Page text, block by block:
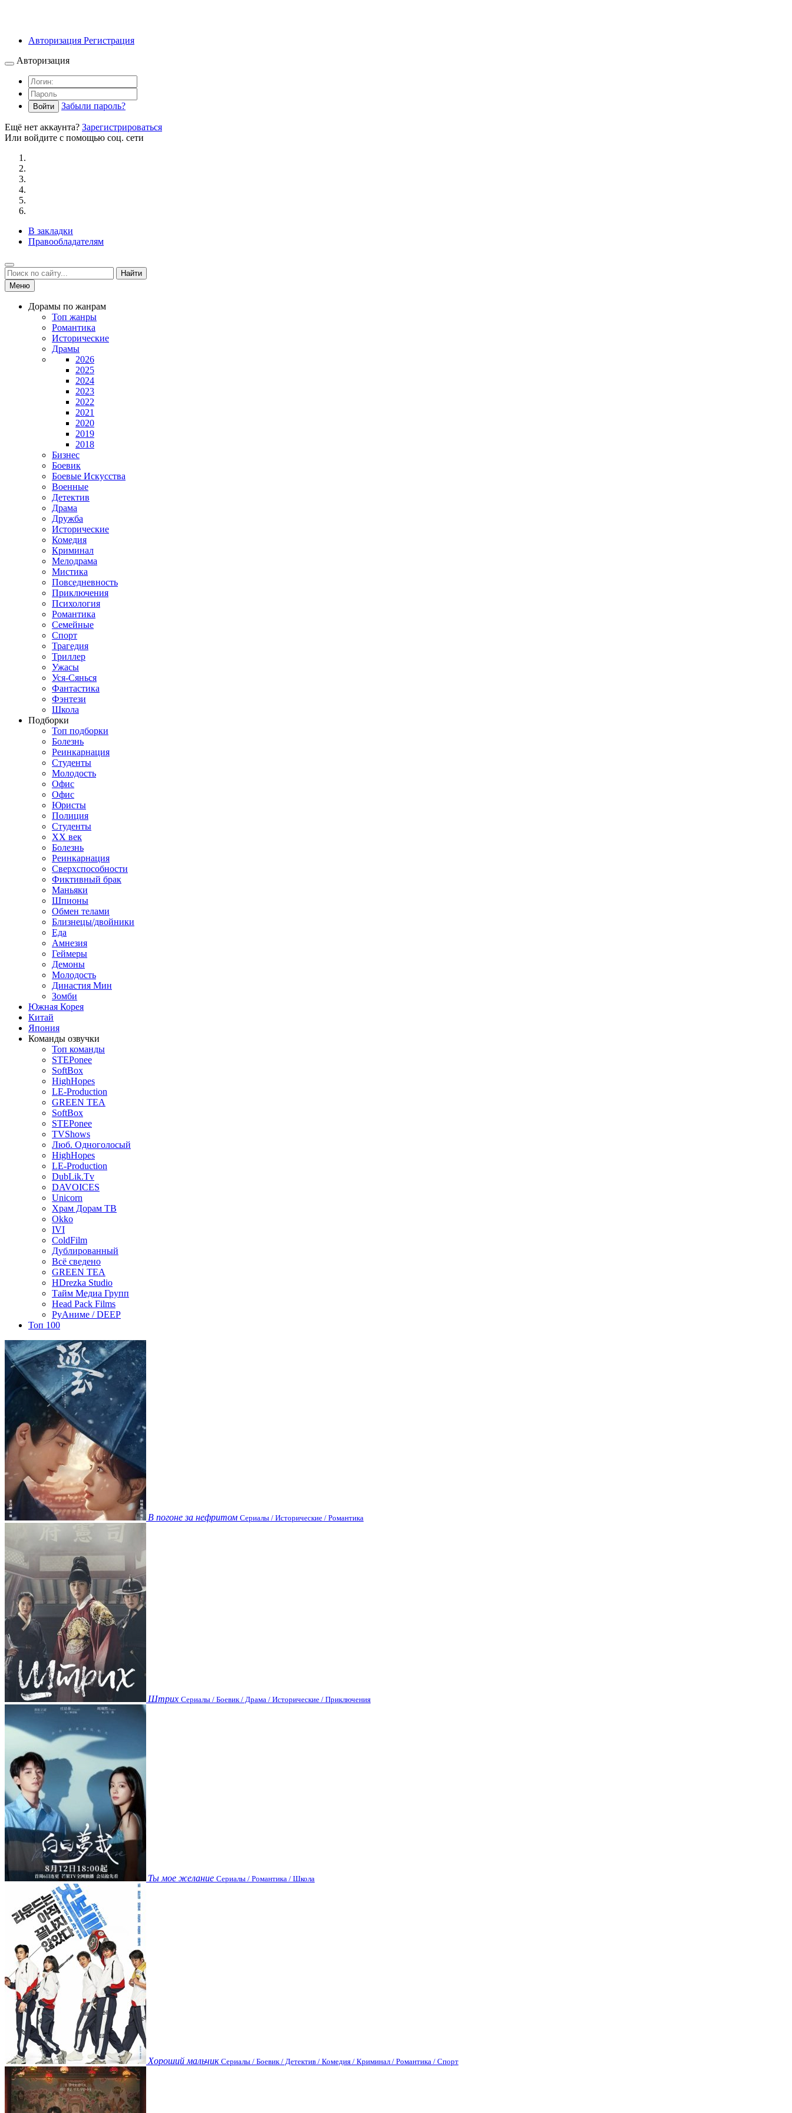
Авторизация Регистрация
Авторизация
Войти Забыли пароль?
Ещё нет аккаунта? Зарегистрироваться
Или войдите с помощью соц. сети
В закладки
Правообладателям
Найти
Меню
Дорамы по жанрам
Топ жанры
Романтика
Исторические
Драмы
2026
2025
2024
2023
2022
2021
2020
2019
2018
Бизнес
Боевик
Боевые Искусства
Военные
Детектив
Драма
Дружба
Исторические
Комедия
Криминал
Мелодрама
Мистика
Повседневность
Приключения
Психология
Романтика
Семейные
Спорт
Трагедия
Триллер
Ужасы
Уся-Сянься
Фантастика
Фэнтези
Школа
Подборки
Топ подборки
Болезнь
Реинкарнация
Студенты
Молодость
Офис
Офис
Юристы
Полиция
Студенты
ХХ век
Болезнь
Реинкарнация
Сверхспособности
Фиктивный брак
Маньяки
Шпионы
Обмен телами
Близнецы/двойники
Еда
Амнезия
Геймеры
Демоны
Молодость
Династия Мин
Зомби
Южная Корея
Китай
Япония
Команды озвучки
Топ команды
STEPonee
SoftBox
HighHopes
LE-Production
GREEN TEA
SoftBox
STEPonee
TVShows
Люб. Одноголосый
HighHopes
LE-Production
DubLik.Tv
DAVOICES
Unicorn
Храм Дорам ТВ
Okko
IVI
ColdFilm
Дублированный
Всё сведено
GREEN TEA
HDrezka Studio
Тайм Медиа Групп
Head Pack Films
РуАниме / DEEP
Топ 100
В погоне за нефритом Сериалы / Исторические / Романтика
Штрих Сериалы / Боевик / Драма / Исторические / Приключения
Ты мое желание Сериалы / Романтика / Школа
Хороший мальчик Сериалы / Боевик / Детектив / Комедия / Криминал / Романтика / Спорт